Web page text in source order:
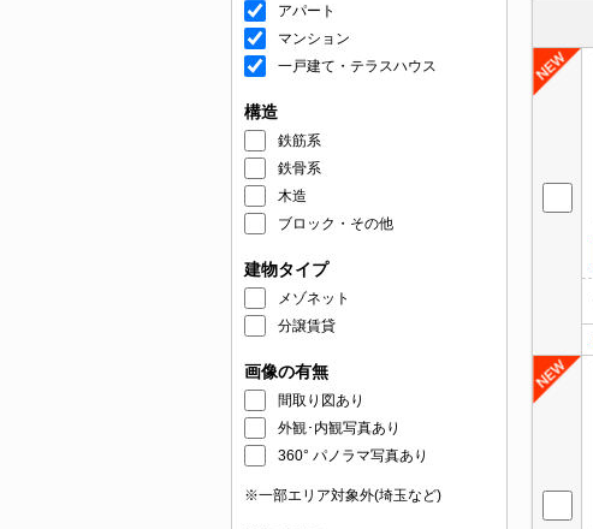
アパート
マンション
一戸建て・テラスハウス
構造
鉄筋系
鉄骨系
木造
ブロック・その他
建物タイプ
メゾネット
分譲賃貸
画像の有無
間取り図あり
外観･内観写真あり
360° パノラマ写真あり
※一部エリア対象外(埼玉など)